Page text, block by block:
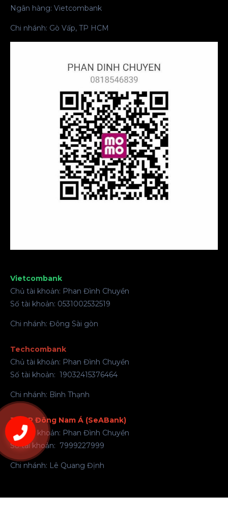
Ngân hàng: Vietcombank
Chi nhánh: Gò Vấp, TP HCM
Vietcombank
Chủ tài khoản: Phan Đình Chuyền
Số tài khoản: 0531002532519
Chi nhánh: Đông Sài gòn
Techcombank
Chủ tài khoản: Phan Đình Chuyền
Số tài khoản: 19032415376464
Chi nhánh: Bình Thạnh
TMCP Đông Nam Á (SeABank)
Chủ tài khoản: Phan Đình Chuyền
Số tài khoản: 7999227999
Chi nhánh: Lê Quang Định
083.5546.839